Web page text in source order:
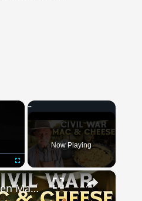
×
Fullscreen
Now Playing
×
The Forgotten Mac & Cheese That Fed Civil War Soldiers